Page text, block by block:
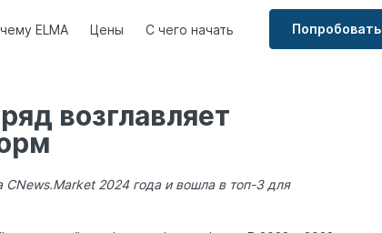
ELMA Цены С чего начать Попробовать
возглавляет
2024 года и вошла в топ-3 для